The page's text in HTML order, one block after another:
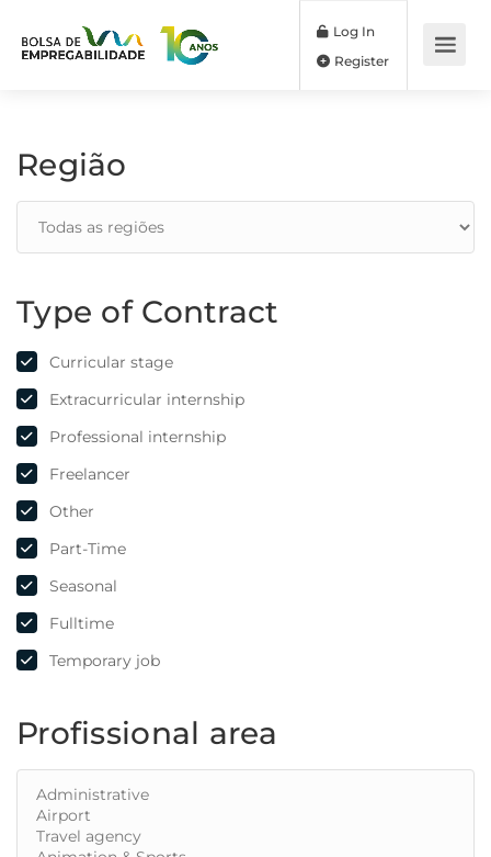
Log In
Região
Type of Contract
Curricular stage
Extracurricular internship
Professional internship
Freelancer
Other
Part-Time
Seasonal
Fulltime
Temporary job
Profissional area